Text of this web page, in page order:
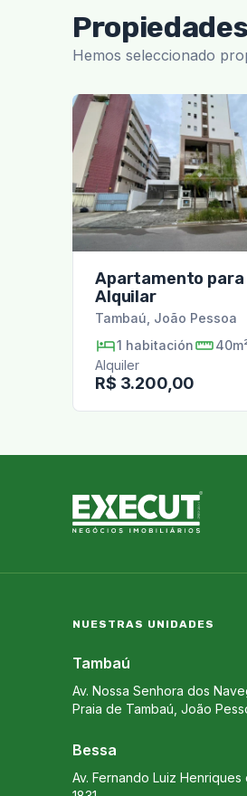
Hemos seleccionado
Apartamento para
Alquilar
Tambaú João Pessoa
1 habitación
Alquiler
R$ 3.200,00
NUESTRAS UNIDADES
Tambaú
Av. Nossa Senhora dos
Praia de Tambaú João
Bessa
Av. Fernando Luiz Henriques